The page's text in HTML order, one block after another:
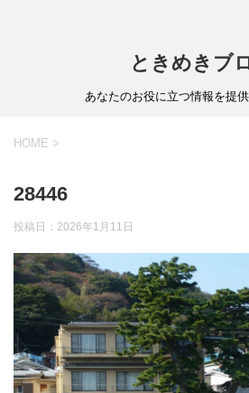
ときめきブ
あなたのお役に立つ情報を提供
HOME >
28446
投稿日： 2026年1月11日